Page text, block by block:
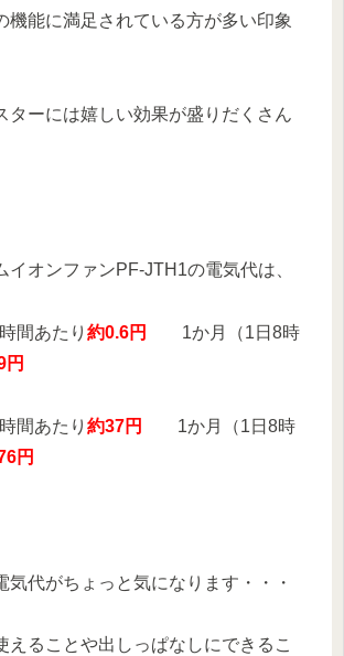
機能に満足されている方が多い印象
ターには嬉しい効果が盛りだくさん
イオンファンPF-JTH1の電気代は、
間あたり 約0.6円
1か月（1日8時
円
間あたり 約37円
1か月（1日8時
円
気代がちょっと気になります・・・
えることや出しっぱなしにできるこ